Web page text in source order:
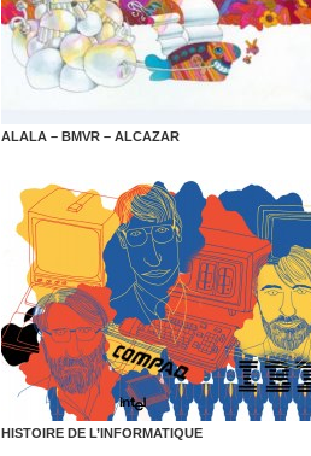
ALALA – BMVR – ALCAZAR
HISTOIRE DE L’INFORMATIQUE